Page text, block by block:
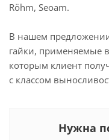
Röhm, Seoam.
В нашем
гайки, применяемые
которым клиент
с классом
Нужна